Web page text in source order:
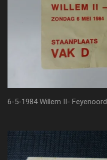
6-5-1984 Willem II- Feyenoord